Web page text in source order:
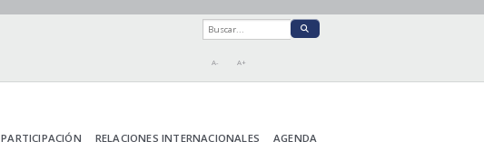
A- A+
PARTICIPACIÓN RELACIONES INTERNACIONALES AGENDA